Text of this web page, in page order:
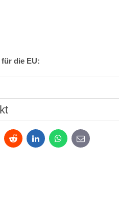
die EU:
Reddit LinkedInWhatsApp
E-
mail